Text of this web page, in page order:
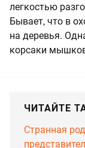
легкостью
Бывает, что в
на деревья.
корсаки
ЧИТАЙТЕ
Странная